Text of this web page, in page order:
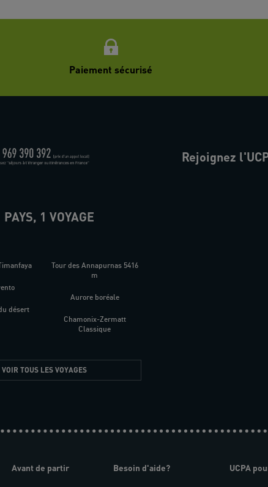
Paiement sécurisé
Rejoignez
PAYS, 1 VOYAGE
désert
Tour des Annapurnas 5416
m
Aurore boréale
Chamonix-Zermatt
Classique
VOIR TOUS LES VOYAGES
Avant de partir Besoin d'aide? UCPA